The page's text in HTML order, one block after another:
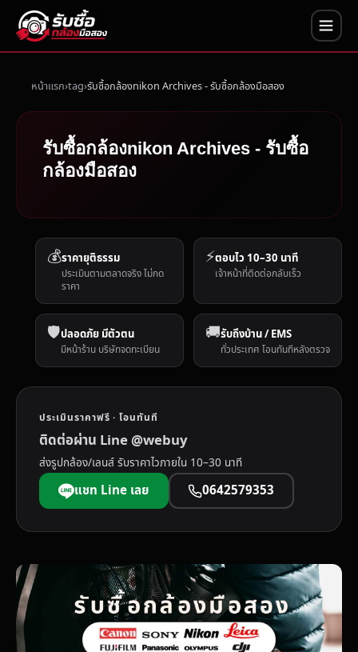
หน้าแรก tag รับซื้อกล้องnikon Archives - รับซื้อกล้องมือสอง
รับซื้อกล้องnikon Archives - รับซื้อ
กล้องมือสอง
💰ราคายุติธรรม
ประเมินตามตลาดจริง ไม่กด
ราคา
⚡ตอบไว 10–30 นาที
เจ้าหน้าที่ติดต่อกลับเร็ว
🛡️ปลอดภัย มีตัวตน
มีหน้าร้าน บริษัทจดทะเบียน
🚚รับถึงบ้าน / EMS
ทั่วประเทศ โอนทันทีหลังตรวจ
ประเมินราคาฟรี · โอนทันที
ติดต่อผ่าน Line @webuy
ส่งรูปกล้อง/เลนส์ รับราคาไวภายใน 10–30 นาที
แชท Line เลย 0642579353